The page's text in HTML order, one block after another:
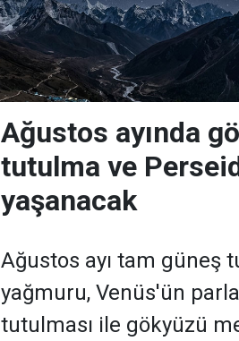
Ağustos ayında
tutulma ve
yaşanacak
Ağustos ayı tam güneş
yağmuru, Venüs'ün
tutulması ile gökyüzü